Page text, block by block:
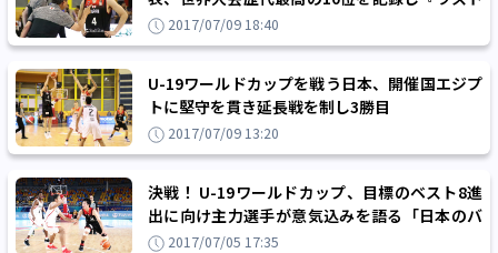
ゲーム』の9位決定戦に挑む
2017/07/09 18:40
U-19ワールドカップを戦う日本、開催国エジプ
トに堅守を貫き延長戦を制し3勝目
2017/07/09 13:20
決戦！ U-19ワールドカップ、目標のベスト8進
出に向け主力選手が意気込みを語る「日本のバ
スケで世界に驚きと感動を」
2017/07/05 17:35